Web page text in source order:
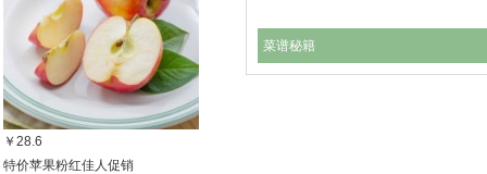
￥28.6
特价苹果粉红佳人促销
菜谱秘籍